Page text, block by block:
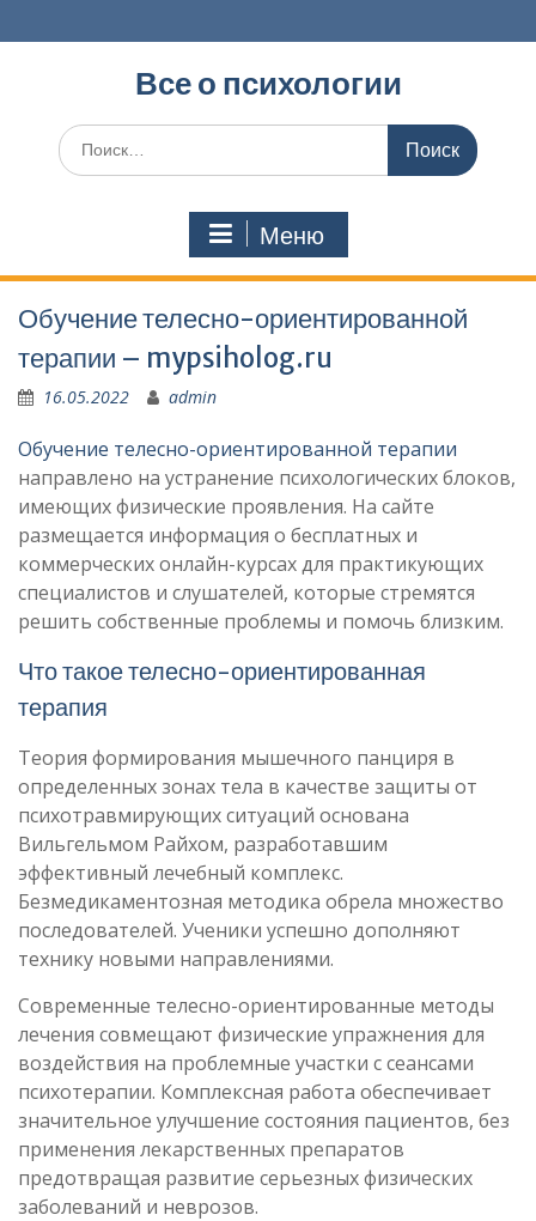
к
Все о психологии
Поиск
по:
Меню
Обучение телесно-ориентированной
терапии – mypsiholog.ru
16.05.2022 admin
Обучение телесно-ориентированной терапии
направлено на устранение психологических блоков,
имеющих физические проявления. На сайте
размещается информация о бесплатных и
коммерческих онлайн-курсах для практикующих
специалистов и слушателей, которые стремятся
решить собственные проблемы и помочь близким.
Что такое телесно-ориентированная
терапия
Теория формирования мышечного панциря в
определенных зонах тела в качестве защиты от
психотравмирующих ситуаций основана
Вильгельмом Райхом, разработавшим
эффективный лечебный комплекс.
Безмедикаментозная методика обрела множество
последователей. Ученики успешно дополняют
технику новыми направлениями.
Современные телесно-ориентированные методы
лечения совмещают физические упражнения для
воздействия на проблемные участки с сеансами
психотерапии. Комплексная работа обеспечивает
значительное улучшение состояния пациентов, без
применения лекарственных препаратов
предотвращая развитие серьезных физических
заболеваний и неврозов.